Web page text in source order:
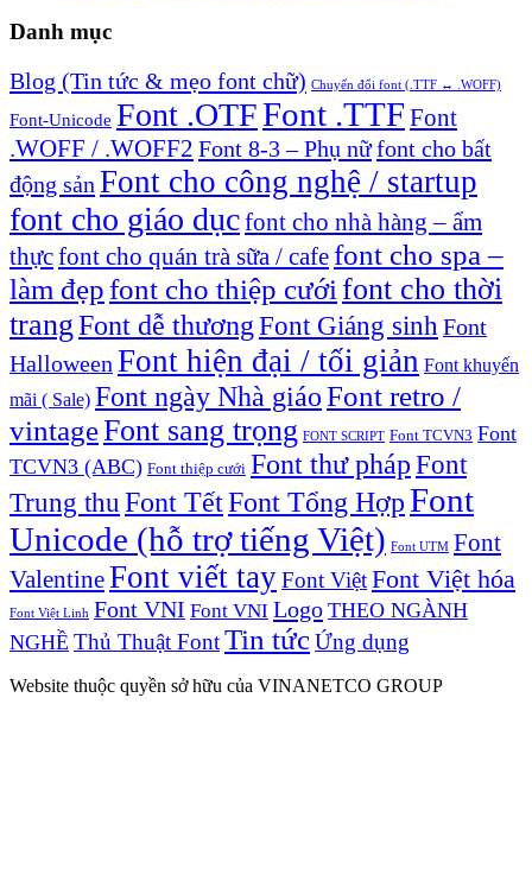
Danh mục
Blog (Tin tức & mẹo font chữ) Chuyển đổi font (.TTF ↔ .WOFF)
Font-Unicode Font .OTFFont .TTF Font
.WOFF / .WOFF2 Font 8-3 – Phụ nữfont cho bất
động sản Font cho công nghệ / startup
font cho giáo dụcfont cho nhà hàng – ẩm
thựcfont cho quán trà sữa / cafefont cho spa –
làm đẹpfont cho thiệp cưới font cho thời
trangFont dễ thươngFont Giáng sinh Font
Halloween Font hiện đại / tối giản Font khuyến
mãi ( Sale) Font ngày Nhà giáoFont retro /
vintageFont sang trọng FONT SCRIPT Font TCVN3 Font
TCVN3 (ABC) Font thiệp cưới Font thư pháp Font
Trung thu Font TếtFont Tổng HợpFont
Unicode (hỗ trợ tiếng Việt) Font UTM Font
ValentineFont viết tayFont ViệtFont Việt hóa
Font Việt Linh Font VNI Font VNI Logo THEO NGÀNH
NGHỀ Thủ Thuật FontTin tứcỨng dụng
Website thuộc quyền sở hữu của VINANETCO GROUP